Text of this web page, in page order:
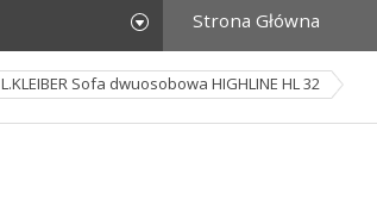
Strona Główna
L.KLEIBER Sofa dwuosobowa HIGHLINE HL 32